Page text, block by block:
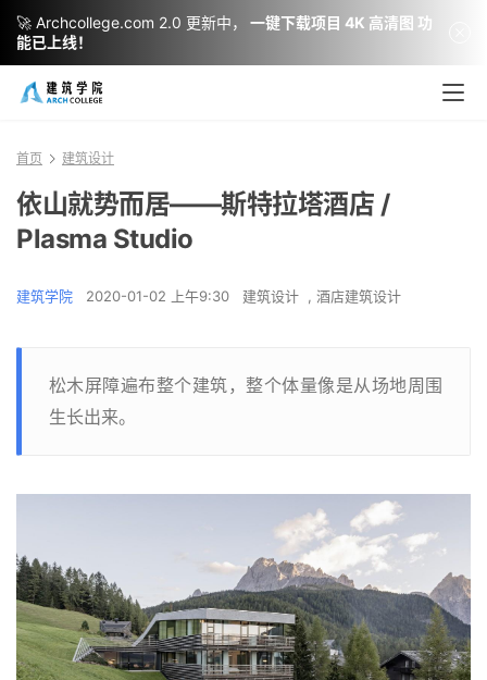
首页 建筑设计
依山就势而居——斯特拉塔酒店 /
Plasma Studio
建筑学院 2020-01-02 上午9:30 建筑设计 , 酒店建筑设计
松木屏障遍布整个建筑，整个体量像是从场地周围
生长出来。
🚀 Archcollege.com 2.0 更新中，
一键下载项目 4K 高清图 功
能已上线！